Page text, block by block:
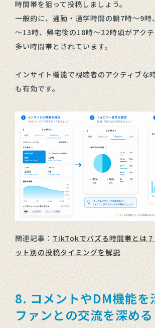
時間帯を狙って投稿しましょう。
一般的に、通勤・通学時間の朝7時～9時
～13時、帰宅後の18時～22時頃がアク
多い時間帯とされています。
インサイト機能で視聴者のアクティブな
も有効です。
関連記事： TikTokでバズる時間帯とは
ット別の投稿タイミングを解説
8. コメントやDM機能を
ファンとの交流を深める